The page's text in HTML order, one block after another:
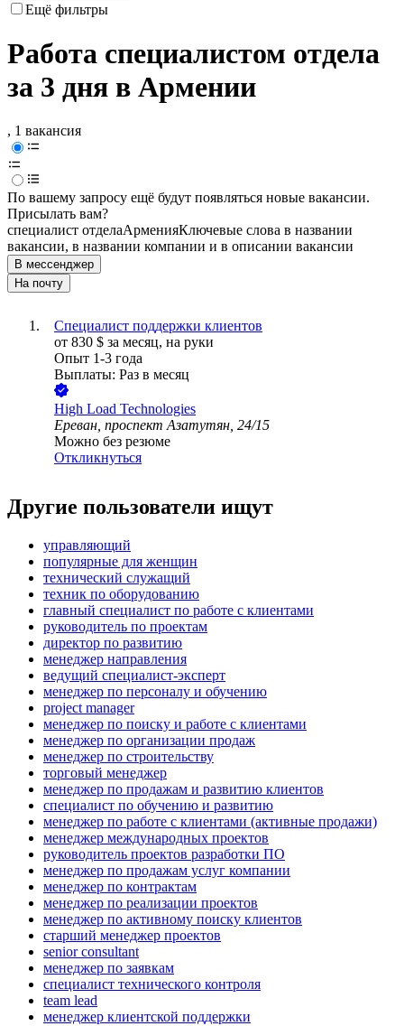
Ещё фильтры
Работа специалистом отдела
за 3 дня в Армении
, 1 вакансия
По вашему запросу ещё будут появляться новые вакансии.
Присылать вам?
специалист отделаАрменияКлючевые слова в названии
вакансии, в названии компании и в описании вакансии
В мессенджер
На почту
Специалист поддержки клиентов
от 830 $ за месяц, на руки
Опыт 1-3 года
Выплаты: Раз в месяц
High Load Technologies
Ереван, проспект Азатутян, 24/15
Можно без резюме
Откликнуться
Другие пользователи ищут
управляющий
популярные для женщин
технический служащий
техник по оборудованию
главный специалист по работе с клиентами
руководитель по проектам
директор по развитию
менеджер направления
ведущий специалист-эксперт
менеджер по персоналу и обучению
project manager
менеджер по поиску и работе с клиентами
менеджер по организации продаж
менеджер по строительству
торговый менеджер
менеджер по продажам и развитию клиентов
специалист по обучению и развитию
менеджер по работе с клиентами (активные продажи)
менеджер международных проектов
руководитель проектов разработки ПО
менеджер по продажам услуг компании
менеджер по контрактам
менеджер по реализации проектов
менеджер по активному поиску клиентов
старший менеджер проектов
senior consultant
менеджер по заявкам
специалист технического контроля
team lead
менеджер клиентской поддержки